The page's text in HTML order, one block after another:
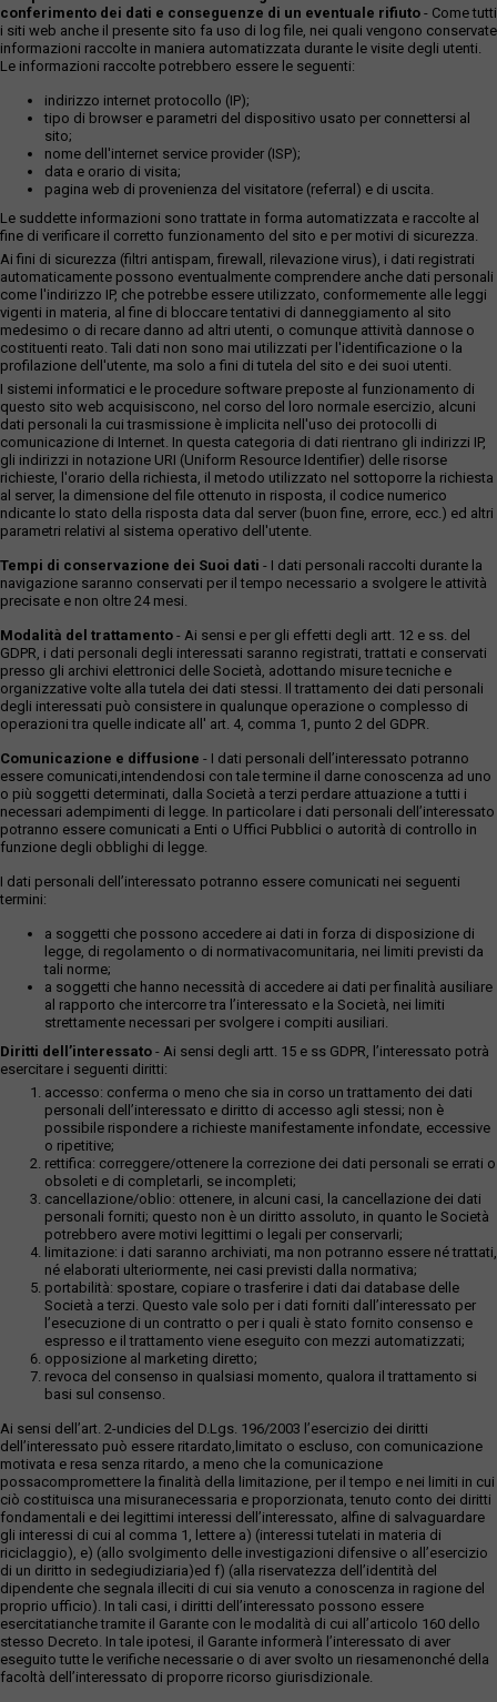
conferimento dei dati e conseguenze di un eventuale rifiuto - Come tutti
i siti web anche il presente sito fa uso di log file, nei quali vengono conservate
informazioni raccolte in maniera automatizzata durante le visite degli utenti.
Le informazioni raccolte potrebbero essere le seguenti:
indirizzo internet protocollo (IP);
tipo di browser e parametri del dispositivo usato per connettersi al
sito;
nome dell'internet service provider (ISP);
data e orario di visita;
pagina web di provenienza del visitatore (referral) e di uscita.
Le suddette informazioni sono trattate in forma automatizzata e raccolte al
fine di verificare il corretto funzionamento del sito e per motivi di sicurezza.
Ai fini di sicurezza (filtri antispam, firewall, rilevazione virus), i dati registrati
automaticamente possono eventualmente comprendere anche dati personali
come l'indirizzo IP, che potrebbe essere utilizzato, conformemente alle leggi
vigenti in materia, al fine di bloccare tentativi di danneggiamento al sito
medesimo o di recare danno ad altri utenti, o comunque attività dannose o
costituenti reato. Tali dati non sono mai utilizzati per l'identificazione o la
profilazione dell'utente, ma solo a fini di tutela del sito e dei suoi utenti.
I sistemi informatici e le procedure software preposte al funzionamento di
questo sito web acquisiscono, nel corso del loro normale esercizio, alcuni
dati personali la cui trasmissione è implicita nell'uso dei protocolli di
comunicazione di Internet. In questa categoria di dati rientrano gli indirizzi IP,
gli indirizzi in notazione URI (Uniform Resource Identifier) delle risorse
richieste, l'orario della richiesta, il metodo utilizzato nel sottoporre la richiesta
al server, la dimensione del file ottenuto in risposta, il codice numerico
ndicante lo stato della risposta data dal server (buon fine, errore, ecc.) ed altri
parametri relativi al sistema operativo dell'utente.
Tempi di conservazione dei Suoi dati - I dati personali raccolti durante la
navigazione saranno conservati per il tempo necessario a svolgere le attività
precisate e non oltre 24 mesi.
Modalità del trattamento - Ai sensi e per gli effetti degli artt. 12 e ss. del
GDPR, i dati personali degli interessati saranno registrati, trattati e conservati
presso gli archivi elettronici delle Società, adottando misure tecniche e
organizzative volte alla tutela dei dati stessi. Il trattamento dei dati personali
degli interessati può consistere in qualunque operazione o complesso di
operazioni tra quelle indicate all' art. 4, comma 1, punto 2 del GDPR.
Comunicazione e diffusione - I dati personali dell’interessato potranno
essere comunicati,intendendosi con tale termine il darne conoscenza ad uno
o più soggetti determinati, dalla Società a terzi perdare attuazione a tutti i
necessari adempimenti di legge. In particolare i dati personali dell’interessato
potranno essere comunicati a Enti o Uffici Pubblici o autorità di controllo in
funzione degli obblighi di legge.
I dati personali dell’interessato potranno essere comunicati nei seguenti
termini:
a soggetti che possono accedere ai dati in forza di disposizione di
legge, di regolamento o di normativacomunitaria, nei limiti previsti da
tali norme;
a soggetti che hanno necessità di accedere ai dati per finalità ausiliare
al rapporto che intercorre tra l’interessato e la Società, nei limiti
strettamente necessari per svolgere i compiti ausiliari.
Diritti dell’interessato - Ai sensi degli artt. 15 e ss GDPR, l’interessato potrà
esercitare i seguenti diritti:
accesso: conferma o meno che sia in corso un trattamento dei dati
personali dell’interessato e diritto di accesso agli stessi; non è
possibile rispondere a richieste manifestamente infondate, eccessive
o ripetitive;
rettifica: correggere/ottenere la correzione dei dati personali se errati o
obsoleti e di completarli, se incompleti;
cancellazione/oblio: ottenere, in alcuni casi, la cancellazione dei dati
personali forniti; questo non è un diritto assoluto, in quanto le Società
potrebbero avere motivi legittimi o legali per conservarli;
limitazione: i dati saranno archiviati, ma non potranno essere né trattati,
né elaborati ulteriormente, nei casi previsti dalla normativa;
portabilità: spostare, copiare o trasferire i dati dai database delle
Società a terzi. Questo vale solo per i dati forniti dall’interessato per
l’esecuzione di un contratto o per i quali è stato fornito consenso e
espresso e il trattamento viene eseguito con mezzi automatizzati;
opposizione al marketing diretto;
revoca del consenso in qualsiasi momento, qualora il trattamento si
basi sul consenso.
Ai sensi dell’art. 2-undicies del D.Lgs. 196/2003 l’esercizio dei diritti
dell’interessato può essere ritardato,limitato o escluso, con comunicazione
motivata e resa senza ritardo, a meno che la comunicazione
possacompromettere la finalità della limitazione, per il tempo e nei limiti in cui
ciò costituisca una misuranecessaria e proporzionata, tenuto conto dei diritti
fondamentali e dei legittimi interessi dell’interessato, alfine di salvaguardare
gli interessi di cui al comma 1, lettere a) (interessi tutelati in materia di
riciclaggio), e) (allo svolgimento delle investigazioni difensive o all’esercizio
di un diritto in sedegiudiziaria)ed f) (alla riservatezza dell’identità del
dipendente che segnala illeciti di cui sia venuto a conoscenza in ragione del
proprio ufficio). In tali casi, i diritti dell’interessato possono essere
esercitatianche tramite il Garante con le modalità di cui all’articolo 160 dello
stesso Decreto. In tale ipotesi, il Garante informerà l’interessato di aver
eseguito tutte le verifiche necessarie o di aver svolto un riesamenonché della
facoltà dell’interessato di proporre ricorso giurisdizionale.